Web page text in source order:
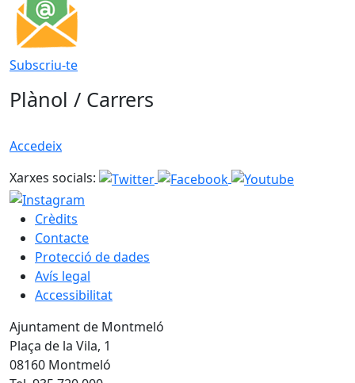
Subscriu-te
Plànol / Carrers
Accedeix
Xarxes socials:
Crèdits
Contacte
Protecció de dades
Avís legal
Accessibilitat
Ajuntament de Montmeló
Plaça de la Vila, 1
08160 Montmeló